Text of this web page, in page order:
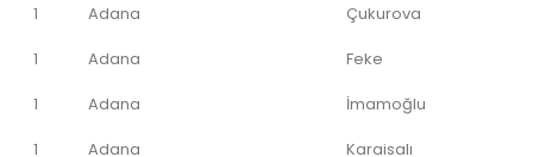
1
Adana
Çukurova
1
Adana
Feke
1
Adana
İmamoğlu
1
Adana
Karaisalı